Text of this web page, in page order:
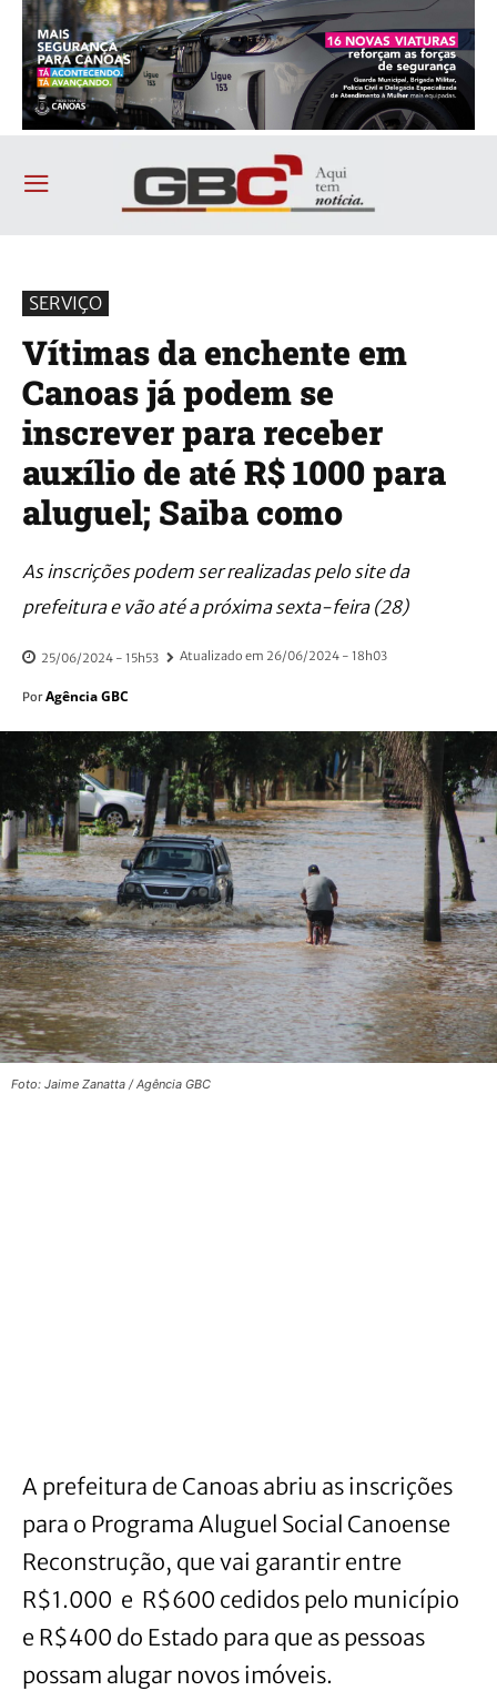
SERVIÇO
Vítimas da enchente em
Canoas já podem se
inscrever para receber
auxílio de até R$ 1000 para
aluguel; Saiba como
As inscrições podem ser realizadas pelo site da
prefeitura e vão até a próxima sexta-feira (28)
25/06/2024 - 15h53 Atualizado em 26/06/2024 - 18h03
Por Agência GBC
Foto: Jaime Zanatta / Agência GBC
A prefeitura de Canoas abriu as inscrições
para o Programa Aluguel Social Canoense
Reconstrução, que vai garantir entre
R$1.000 e R$600 cedidos pelo município
e R$400 do Estado para que as pessoas
possam alugar novos imóveis.